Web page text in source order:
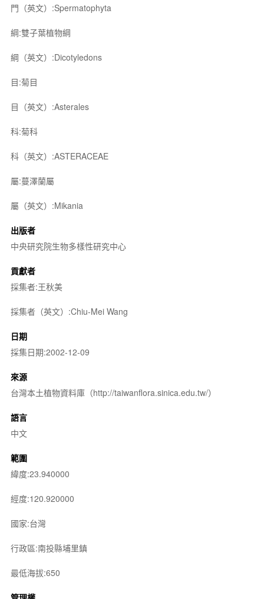
門（英文）:Spermatophyta
綱:雙子葉植物綱
綱（英文）:Dicotyledons
目:菊目
目（英文）:Asterales
科:菊科
科（英文）:ASTERACEAE
屬:蔓澤蘭屬
屬（英文）:Mikania
出版者
中央研究院生物多樣性研究中心
貢獻者
採集者:王秋美
採集者（英文）:Chiu-Mei Wang
日期
採集日期:2002-12-09
來源
台灣本土植物資料庫（http://taiwanflora.sinica.edu.tw/）
語言
中文
範圍
緯度:23.940000
經度:120.920000
國家:台灣
行政區:南投縣埔里鎮
最低海拔:650